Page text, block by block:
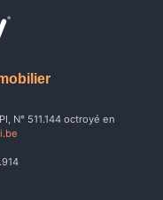
N° 511.144 octroyé en